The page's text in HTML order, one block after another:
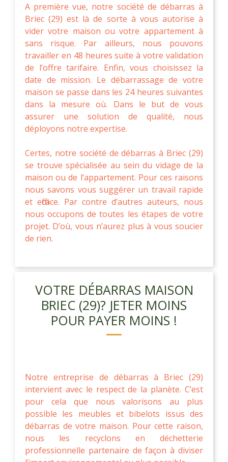
A première vue, notre société de débarras à
Briec (29) est là de sorte à vous autorise à
vider votre maison ou votre appartement à
sans risque. Par ailleurs, nous pouvons
travailler en 48 heures suite à votre validation
de l’offre tarifaire. Enfin, vous choisissez la
date de mission. Le débarrassage de votre
maison se passe dans les 24 heures suivantes
dans la mesure où. Dans le but de vous
assurer une solution de qualité, nous
déployons notre expertise.
Certes, notre société de débarras à Briec (29)
se trouve spécialisée au sein du vidage de la
maison ou de l’appartement. Pour ces raisons
nous savons vous suggérer un travail rapide
et efficace. Par contre d’autres auteurs, nous
nous occupons de toutes les étapes de votre
projet. D’où, vous n’aurez plus à vous soucier
de rien.
VOTRE DÉBARRAS MAISON
BRIEC (29)? JETER MOINS
POUR PAYER MOINS !
Notre entreprise de débarras à Briec (29)
intervient avec le respect de la planète. C’est
pour cela que nous valorisons au plus
possible les meubles et bibelots issus des
débarras de votre maison. Pour cette raison,
nous les recyclons en déchetterie
professionnelle partenaire de façon à diviser